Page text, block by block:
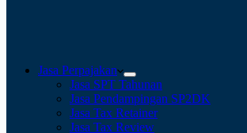
Jasa Perpajakan
Jasa SPT Tahunan
Jasa Pendampingan SP2DK
Jasa Tax Retainer
Jasa Tax Review